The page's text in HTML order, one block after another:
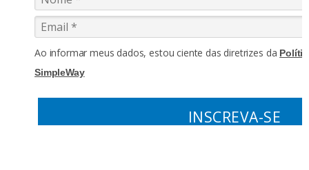
Ao informar meus dados, estou ciente das diretrizes da
SimpleWay
INSCREVA-SE